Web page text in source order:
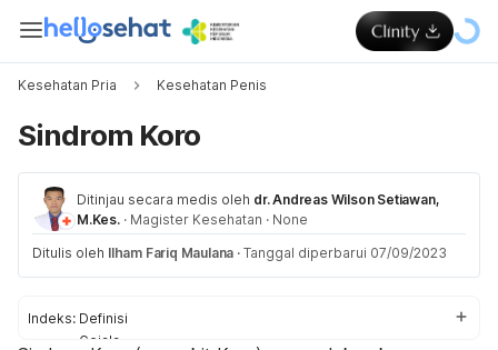
Kesehatan Pria Kesehatan Penis
Sindrom Koro
Ditinjau secara medis oleh dr. Andreas Wilson Setiawan,
M.Kes. · Magister Kesehatan · None
Ditulis oleh Ilham Fariq Maulana · Tanggal diperbarui 07/09/2023
Indeks: Definisi
Gejala